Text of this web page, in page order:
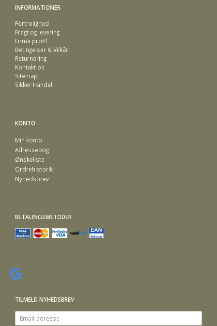
INFORMATIONER
Fortrolighed
Fragt og levering
Firma profil
Betingelser & Vilkår
Returnering
Kontakt os
Sitemap
Sikker Handel
KONTO
Min konto
Adressebog
Ønskeliste
Ordrehistorik
Nyhedsbrev
BETALINGSMETODER
TILMELD NYHEDSBREV
Email-
adresse